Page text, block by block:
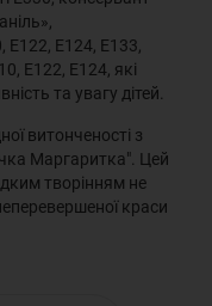
Е122, Е124, Е133,
Е122, Е124, які
та увагу дітей.
витонченості з
Маргаритка". Цей
творінням не
краси